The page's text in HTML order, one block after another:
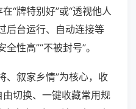
“牌特别好”或“透视他人
后台运行、自动连接等
性高”“不被封号”。
、叙家乡情”为核心，收
切换、一键收藏常用规